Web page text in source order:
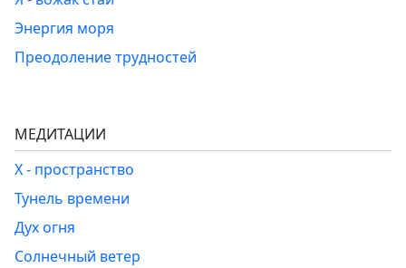
Энергия моря
Преодоление трудностей
МЕДИТАЦИИ
Х - пространство
Тунель времени
Дух огня
Солнечный ветер